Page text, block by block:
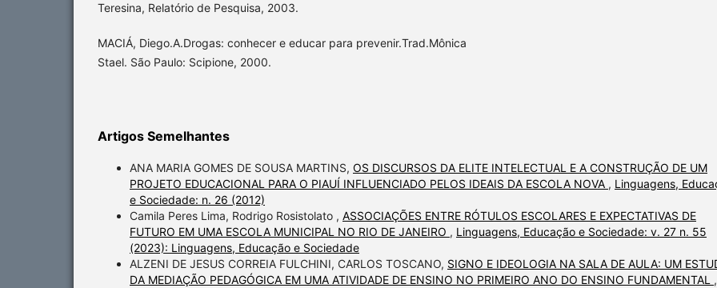
Teresina, Relatório de Pesquisa, 2003.
MACIÁ, Diego.A.Drogas: conhecer e educar para prevenir.Trad.Mônica
Stael. São Paulo: Scipione, 2000.
Artigos Semelhantes
ANA MARIA GOMES DE SOUSA MARTINS, OS DISCURSOS DA ELITE INTELECTUAL E A CONSTRUÇÃO DE UM
PROJETO EDUCACIONAL PARA O PIAUÍ INFLUENCIADO PELOS IDEAIS DA ESCOLA NOVA , Linguagens,
e Sociedade: n. 26 (2012)
Camila Peres Lima, Rodrigo Rosistolato , ASSOCIAÇÕES ENTRE RÓTULOS ESCOLARES E EXPECTATIVAS DE
FUTURO EM UMA ESCOLA MUNICIPAL NO RIO DE JANEIRO , Linguagens, Educação e Sociedade: v. 27 n. 55
(2023): Linguagens, Educação e Sociedade
ALZENI DE JESUS CORREIA FULCHINI, CARLOS TOSCANO, SIGNO E IDEOLOGIA NA SALA DE AULA: UM
DA MEDIAÇÃO PEDAGÓGICA EM UMA ATIVIDADE DE ENSINO NO PRIMEIRO ANO DO ENSINO FUNDAMENTAL ,